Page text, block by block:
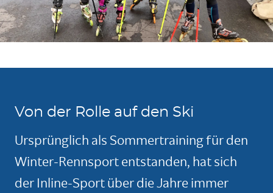
Von der Rolle auf den Ski
Ursprünglich als Sommertraining für den
Winter-Rennsport entstanden, hat sich
der Inline-Sport über die Jahre immer